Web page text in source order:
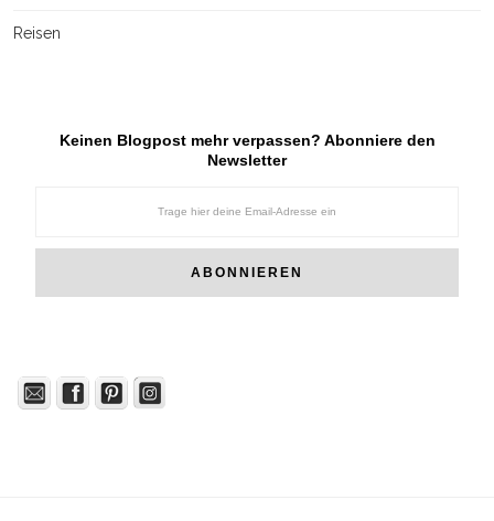
Reisen
Keinen Blogpost mehr verpassen? Abonniere den
Newsletter